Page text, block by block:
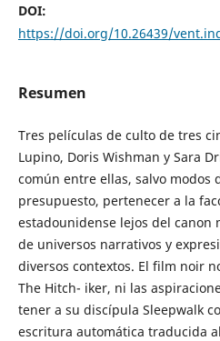
DOI:
https://doi.org/10.26439/
Resumen
Tres películas de culto de tres
Lupino, Doris Wishman y Sara
común entre ellas, salvo modos
presupuesto, pertenecer a la
estadounidense lejos del canon
de universos narrativos y
diversos contextos. El film noir
The Hitch- iker, ni las
tener a su discípula Sleepwalk
escritura automática traducida